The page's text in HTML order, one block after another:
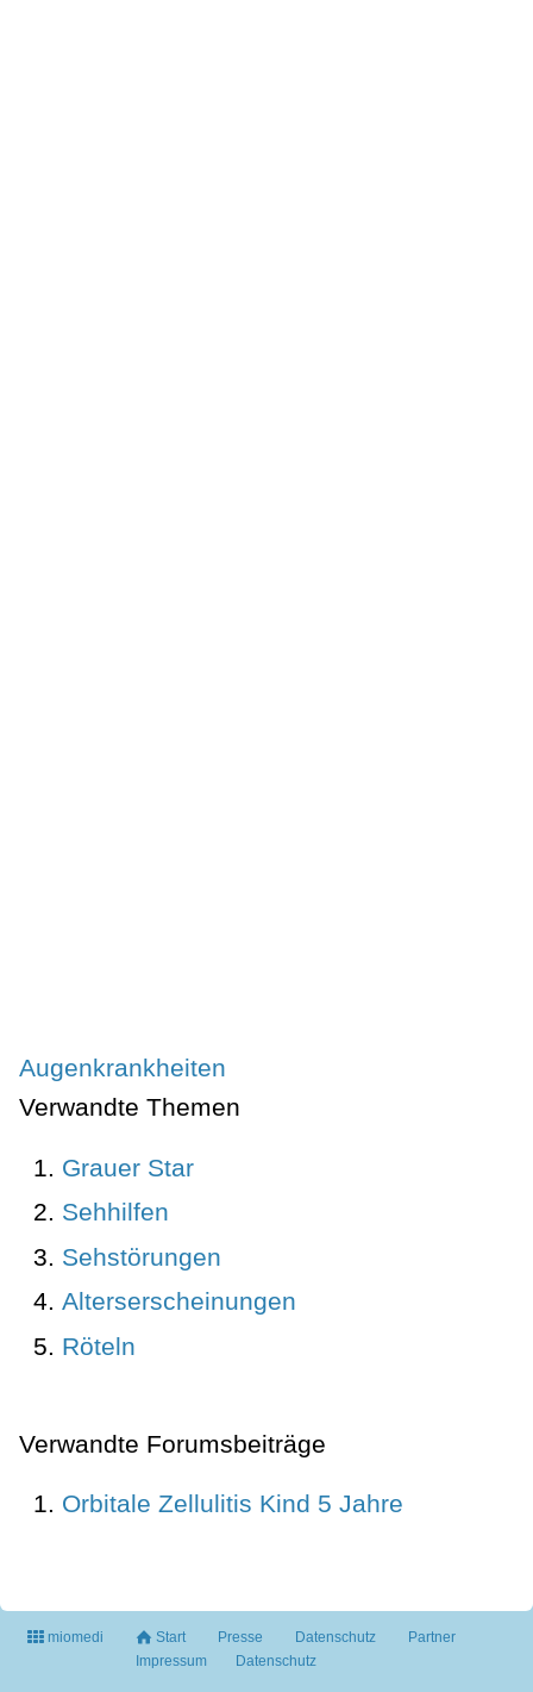
Augenkrankheiten
Verwandte Themen
Grauer Star
Sehhilfen
Sehstörungen
Alterserscheinungen
Röteln
Verwandte Forumsbeiträge
Orbitale Zellulitis Kind 5 Jahre
miomedi Start Presse Datenschutz
Partner
Impressum
Datenschutz